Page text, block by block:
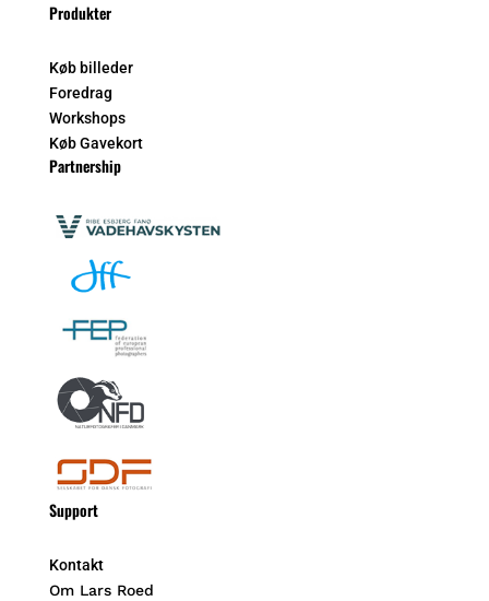
Produkter
Køb billeder
Foredrag
Workshops
Køb Gavekort
Partnership
Support
Kontakt
Om Lars Roed